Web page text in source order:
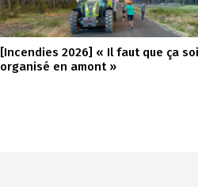
[Incendies 2026] « Il faut que ça
organisé en amont »